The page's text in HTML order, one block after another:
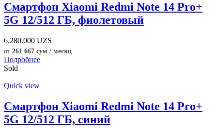
Смартфон Xiaomi Redmi Note 14 Pro+
5G 12/512 ГБ, фиолетовый
6.280.000 UZS
от 261 667 сум / месяц
Подробнее
Sold
Quick view
Смартфон Xiaomi Redmi Note 14 Pro+
5G 12/512 ГБ, синий